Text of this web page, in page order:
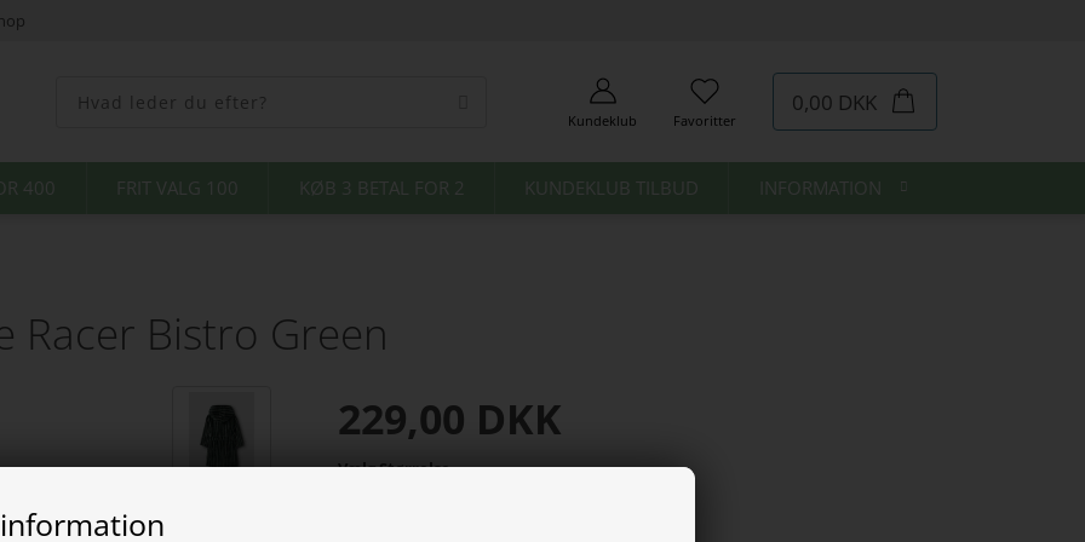
Kundeklub Favoritter
0,00 DKK
400 FRIT VALG 100 KØB 3 BETAL FOR 2 KUNDEKLUB TILBUD INFORMATION
Racer Bistro Green
229,00 DKK
Vælg Størrelse